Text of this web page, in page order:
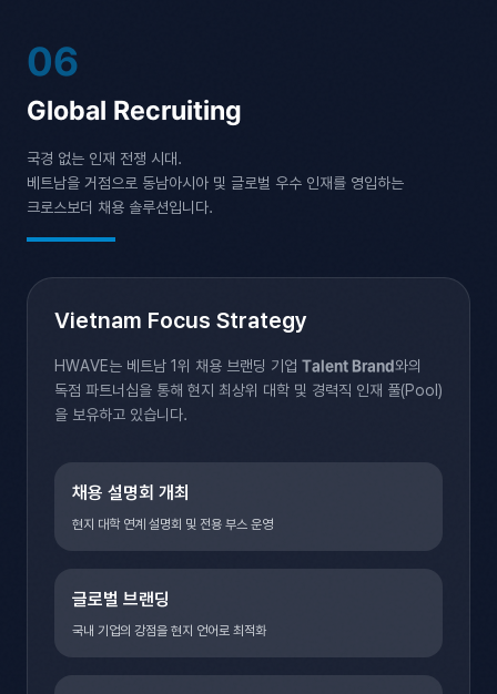
06
Global Recruiting
국경 없는 인재 전쟁 시대.
베트남을 거점으로 동남아시아 및 글로벌 우수 인재를 영입하는
크로스보더 채용 솔루션입니다.
Vietnam Focus Strategy
HWAVE는 베트남 1위 채용 브랜딩 기업 Talent Brand와의
독점 파트너십을 통해 현지 최상위 대학 및 경력직 인재 풀(Pool)
을 보유하고 있습니다.
채용 설명회 개최
현지 대학 연계 설명회 및 전용 부스 운영
글로벌 브랜딩
국내 기업의 강점을 현지 언어로 최적화